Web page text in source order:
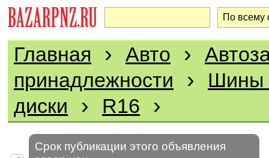
Главная › Авто ›
принадлежности
›
Шины
диски
› R16 ›
Срок публикации этого объявления